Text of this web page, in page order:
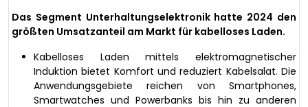
Das Segment Unterhaltungselektronik hatte 2024 den
größten Umsatzanteil am Markt für kabelloses Laden.
Kabelloses Laden mittels elektromagnetischer
Induktion bietet Komfort und reduziert Kabelsalat. Die
Anwendungsgebiete reichen von Smartphones,
Smartwatches und Powerbanks bis hin zu anderen